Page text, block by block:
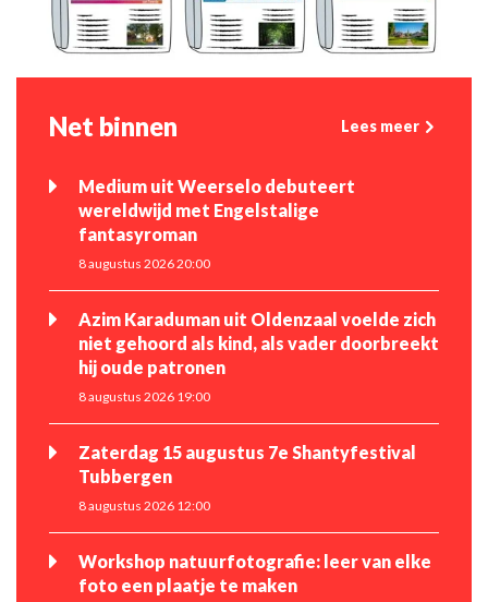
Net binnen Lees meer
Medium uit Weerselo debuteert
wereldwijd met Engelstalige
fantasyroman
8 augustus 2026 20:00
Azim Karaduman uit Oldenzaal voelde zich
niet gehoord als kind, als vader doorbreekt
hij oude patronen
8 augustus 2026 19:00
Zaterdag 15 augustus 7e Shantyfestival
Tubbergen
8 augustus 2026 12:00
Workshop natuurfotografie: leer van elke
foto een plaatje te maken